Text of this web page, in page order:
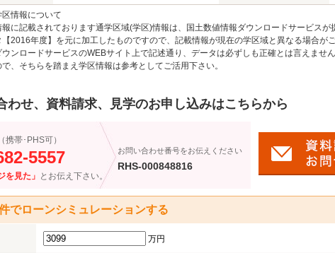
情報について
報に記載されております通学区域(学区)情報は、国土数値情報ダウンロードサービス
2016年度】を元に加工したものですので、記載情報が現在の学区域と異なる場合がご
ウンロードサービスのWEBサイト上で記述通り、データは必ずしも正確とは言えませ
、そちらを踏まえ学区情報は参考としてご活用下さい。
わせ、資料請求、見学のお申し込みはこちらから
携帯･PHS可）
5557
を見た」 とお伝え下さい。
お問い合わせ番号をお伝えください
RHS-000848816
でローンシミュレーションする
万円